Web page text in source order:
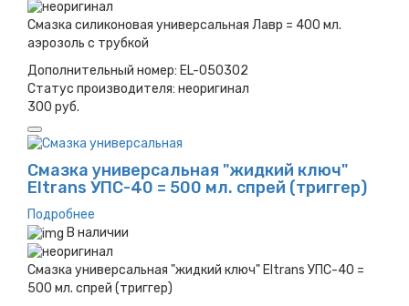
Смазка силиконовая универсальная Лавр = 400 мл.
аэрозоль с трубкой
Дополнительный номер: EL-050302
Статус производителя: неоригинал
300 руб.
Смазка универсальная "жидкий ключ"
Eltrans УПС-40 = 500 мл. спрей (триггер)
Подробнее
В наличии
Смазка универсальная "жидкий ключ" Eltrans УПС-40 =
500 мл. спрей (триггер)